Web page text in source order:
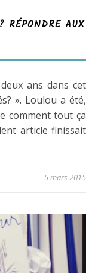
RÉPONDRE AUX
». Loulou a été,
comment tout ça
article finissait
5 mars 2015